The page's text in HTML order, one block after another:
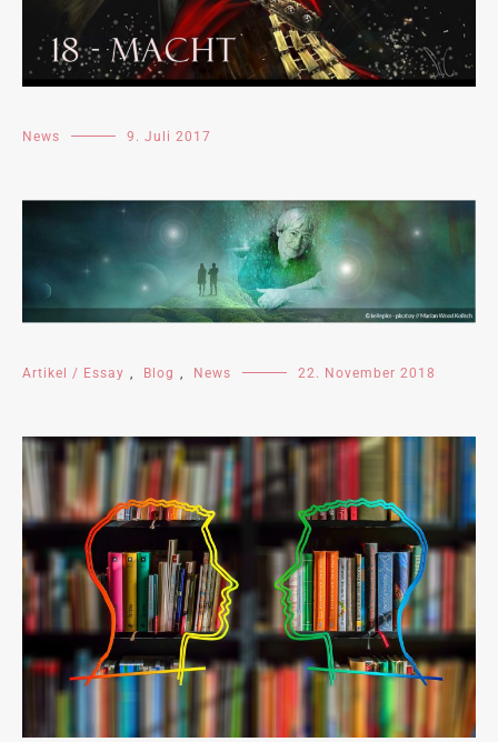
News 9. Juli 2017
Artikel / Essay Blog News 22. November 2018